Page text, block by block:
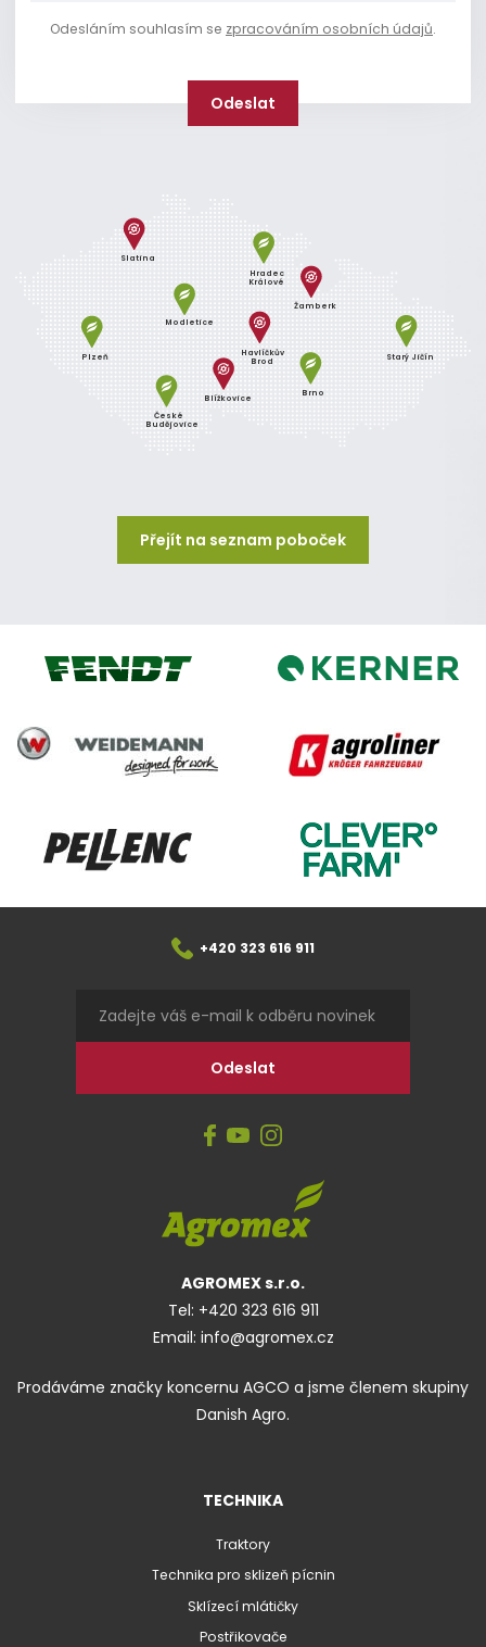
Odesláním souhlasím se zpracováním osobních údajů.
Brno
Slatina
Blížkovice
Havlíčkův
Brod
Žamberk
Starý Jičín
Hradec
Králové
Modletice
České
Budějovice
Plzeň
Přejít na seznam poboček
Fendt Kerner
Weidemann Agroliner
Pellenc CleverFarm
+420 323 616 911
AGROMEX s.r.o.
Tel: +420 323 616 911
Email: info@agromex.cz
Prodáváme značky koncernu AGCO a jsme členem skupiny
Danish Agro.
TECHNIKA
Traktory
Technika pro sklizeň pícnin
Sklízecí mlátičky
Postřikovače